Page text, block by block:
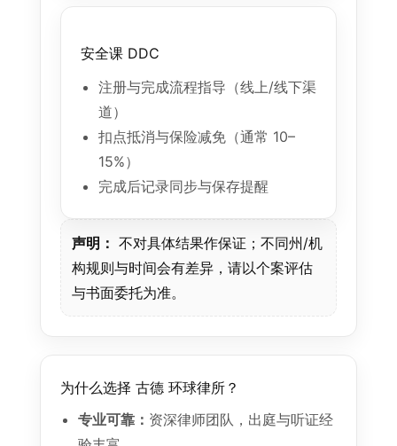
安全课 DDC
注册与完成流程指导（线上/线下渠
道）
扣点抵消与保险减免（通常 10–
15%）
完成后记录同步与保存提醒
声明： 不对具体结果作保证；不同州/机
构规则与时间会有差异，请以个案评估
与书面委托为准。
为什么选择 古德 环球律所？
专业可靠： 资深律师团队，出庭与听证经